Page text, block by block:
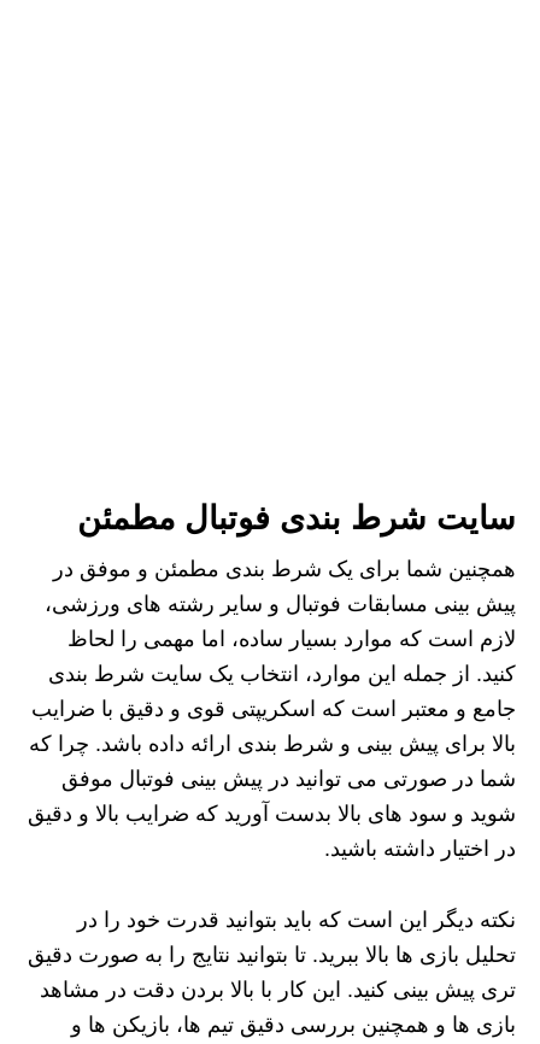
سایت شرط بندی فوتبال مطمئن
همچنین شما برای یک شرط بندی مطمئن و موفق در
پیش بینی مسابقات فوتبال و سایر رشته های ورزشی،
لازم است که موارد بسیار ساده، اما مهمی را لحاظ
کنید. از جمله این موارد، انتخاب یک سايت شرط بندی
جامع و معتبر است که اسکریپتی قوی و دقیق با ضرایب
بالا برای پیش بینی و شرط بندی ارائه داده باشد. چرا که
شما در صورتی می توانید در پیش بینی فوتبال موفق
شوید و سود های بالا بدست آورید که ضرایب بالا و دقیق
در اختیار داشته باشید.
نکته دیگر این است که باید بتوانید قدرت خود را در
تحلیل بازی ها بالا ببرید. تا بتوانید نتایج را به صورت دقیق
تری پیش بینی کنید. این کار با بالا بردن دقت در مشاهد
بازی ها و همچنین بررسی دقیق تیم ها، بازیکن ها و